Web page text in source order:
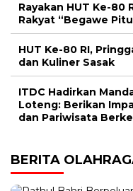
Rayakan HUT Ke-80
Rakyat “Begawe
HUT Ke-80 RI,
dan Kuliner Sasak
ITDC Hadirkan
Loteng: Berikan
dan Pariwisata
BERITA